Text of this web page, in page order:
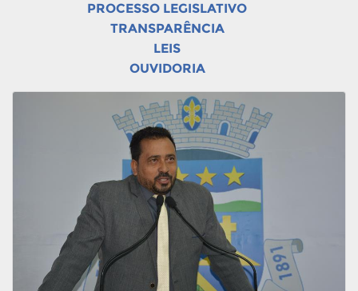
PROCESSO LEGISLATIVO
TRANSPARÊNCIA
LEIS
OUVIDORIA